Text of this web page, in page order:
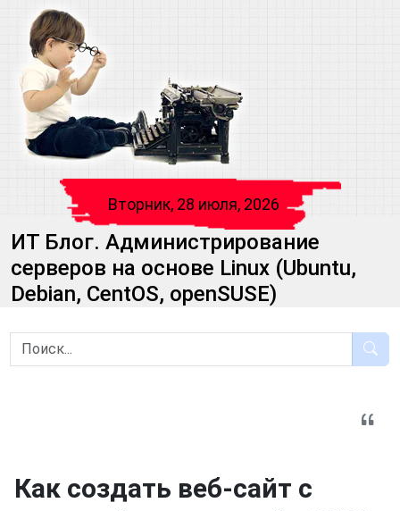
Вторник, 28 июля, 2026
ИТ Блог. Администрирование
серверов на основе Linux (Ubuntu,
Debian, CentOS, openSUSE)
Как создать веб-сайт с